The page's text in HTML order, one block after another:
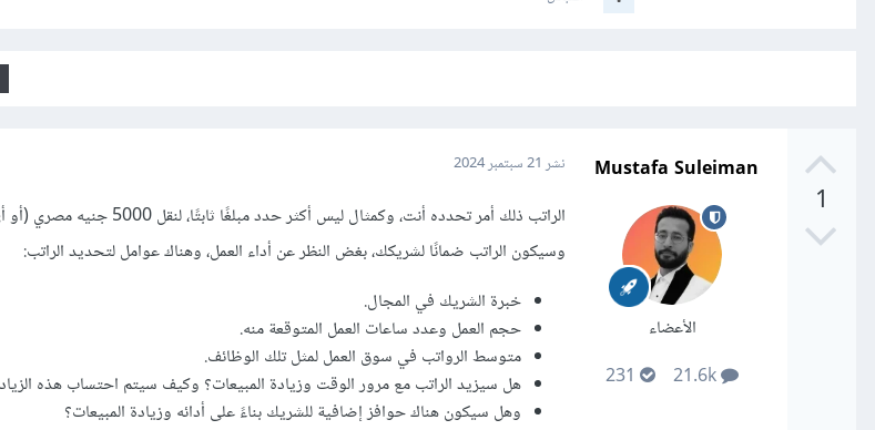
1
Mustafa Suleiman
الأعضاء
نشر 21 سبتمبر 2024
الراتب ذلك أمر تحدده أنت، وكمثال ليس أكثر
وسيكون الراتب ضمانًا لشريكك، بغض النظر عن أداء العمل، وهناك عوامل لتحديد الراتب:
خبرة الشريك في المجال.
حجم العمل وعدد ساعات العمل المتوقعة منه.
متوسط الرواتب في سوق العمل لمثل تلك الوظائف.
هل سيزيد الراتب مع مرور الوقت وزيادة المبيعات؟ وكيف سيتم احتساب هذه
وهل سيكون هناك حوافز إضافية للشريك بناءً على أدائه وزيادة المبيعات؟